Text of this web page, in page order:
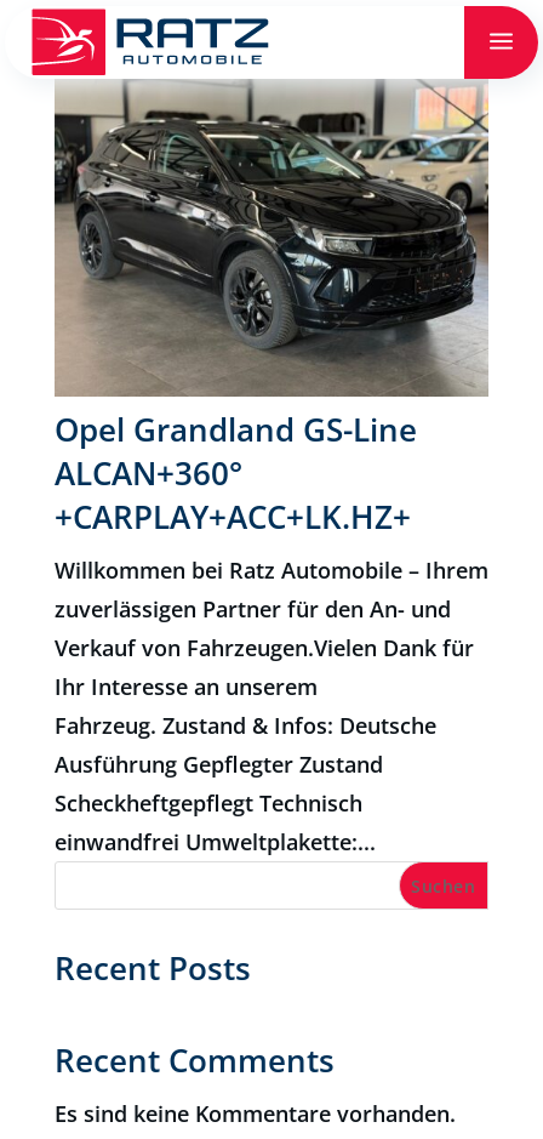
a
Opel Grandland GS-Line
ALCAN+360°
+CARPLAY+ACC+LK.HZ+
Willkommen bei Ratz Automobile – Ihrem
zuverlässigen Partner für den An- und
Verkauf von Fahrzeugen.Vielen Dank für
Ihr Interesse an unserem
Fahrzeug. Zustand & Infos: Deutsche
Ausführung Gepflegter Zustand
Scheckheftgepflegt Technisch
einwandfrei Umweltplakette:...
Suchen
Recent Posts
Recent Comments
Es sind keine Kommentare vorhanden.